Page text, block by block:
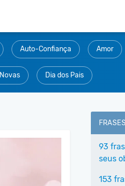
Auto-Confiança Amor
Novas Dia dos Pais
93
seus
153